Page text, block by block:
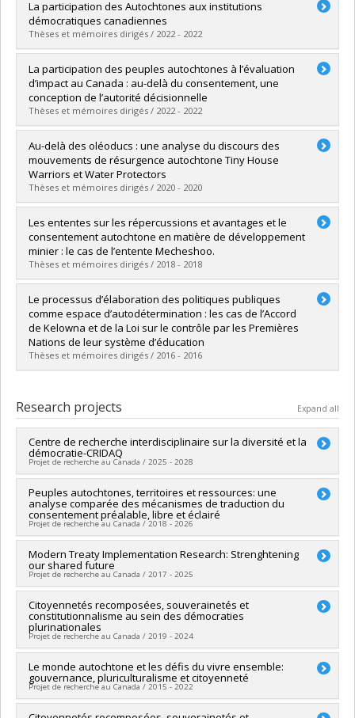
Graduate :Gauthier, Louis-Philipe
Cycle :Master's
Grade :M. Sc.
Lien vers le document dans Papyrus
La participation des Autochtones aux institutions
démocratiques canadiennes
Thèses et mémoires dirigés / 2022 - 2022
Graduate :Dabin, Simon
Cycle :Doctoral
Grade :Ph. D.
Lien vers le document dans Papyrus
La participation des peuples autochtones à l’évaluation
d’impact au Canada : au-delà du consentement, une
conception de l’autorité décisionnelle
Thèses et mémoires dirigés / 2022 - 2022
Graduate : Chabot-Martin, Camille
Cycle :Master's
Grade :M. Sc.
Lien vers le document dans Papyrus
Au-delà des oléoducs : une analyse du discours des
mouvements de résurgence autochtone Tiny House
Warriors et Water Protectors
Thèses et mémoires dirigés / 2020 - 2020
Graduate :Furrey, Gavin M.
Cycle :Master's
Grade :M.A.
Lien vers le document dans Papyrus
Les ententes sur les répercussions et avantages et le
consentement autochtone en matière de développement
minier : le cas de l’entente Mecheshoo.
Thèses et mémoires dirigés / 2018 - 2018
Graduate :Côté-Demers, Mattieu
Cycle :Master's
Grade :M. Sc.
Lien vers le document dans Papyrus
Le processus d’élaboration des politiques publiques
comme espace d’autodétermination : les cas de l’Accord
de Kelowna et de la Loi sur le contrôle par les Premières
Nations de leur système d’éducation
Thèses et mémoires dirigés / 2016 - 2016
Cycle :Master's
Grade :M. Sc.
Lien vers le document dans Papyrus
Research projects Expand all
Centre de recherche interdisciplinaire sur la diversité et la
démocratie-CRIDAQ
Projet de recherche au Canada / 2025 - 2028
Lead researcher : Stéphanie Tremblay
Co-researchers :Martin Papillon
Funding sources:FRQSC/Fonds de recherche du Québec -
Société et culture (FQRSC)
Grant programs:PV129894-(RG) Programme Regroupements
stratégiques
Peuples autochtones, territoires et ressources: une
analyse comparée des mécanismes de traduction du
consentement préalable, libre et éclairé
Projet de recherche au Canada / 2018 - 2026
Lead researcher : Martin Papillon
Co-researchers :Françoise Montambeault
Funding sources:
Grant programs:PVXXXXXX-Subvention Savoir
Modern Treaty Implementation Research: Strenghtening
our shared future
Projet de recherche au Canada / 2017 - 2025
Lead researcher : Stephanie Irlbacher-Fox
Co-researchers :Martin Papillon
Funding sources: CRSH/Conseil de recherches en sciences
humaines du Canada
Grant programs:PV128152-Subvention de partenariat
Citoyennetés recomposées, souverainetés et
constitutionnalisme au sein des démocraties
plurinationales
Projet de recherche au Canada / 2019 - 2024
Lead researcher :Alain Gagnon
Co-researchers :Martin Papillon
Funding sources:
Le monde autochtone et les défis du vivre ensemble:
gouvernance, pluriculturalisme et citoyenneté
Projet de recherche au Canada / 2015 - 2022